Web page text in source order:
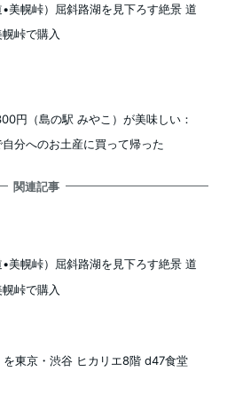
美幌峠）屈斜路湖を見下ろす絶景 道
峠で購入
円（島の駅 みやこ）が美味しい：
分へのお土産に買って帰った
関連記事
美幌峠）屈斜路湖を見下ろす絶景 道
峠で購入
を東京・渋谷 ヒカリエ8階 d47食堂